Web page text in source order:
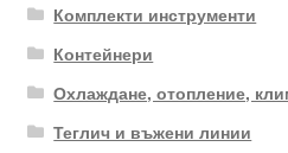
Комплекти инструменти
Контейнери
Охлаждане, отопление,
Теглич и въжени линии